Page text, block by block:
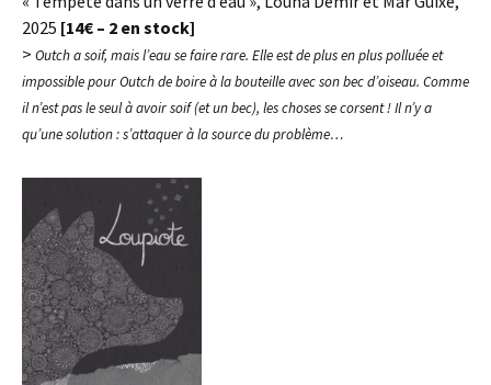
2025 [14€ – 2 en stock]
> Outch a soif, mais l’eau se faire rare. Elle est de plus en plus polluée et
impossible pour Outch de boire à la bouteille avec son bec d’oiseau. Comme
il n’est pas le seul à avoir soif (et un bec), les choses se corsent ! Il n’y a
qu’une solution : s’attaquer à la source du problème…